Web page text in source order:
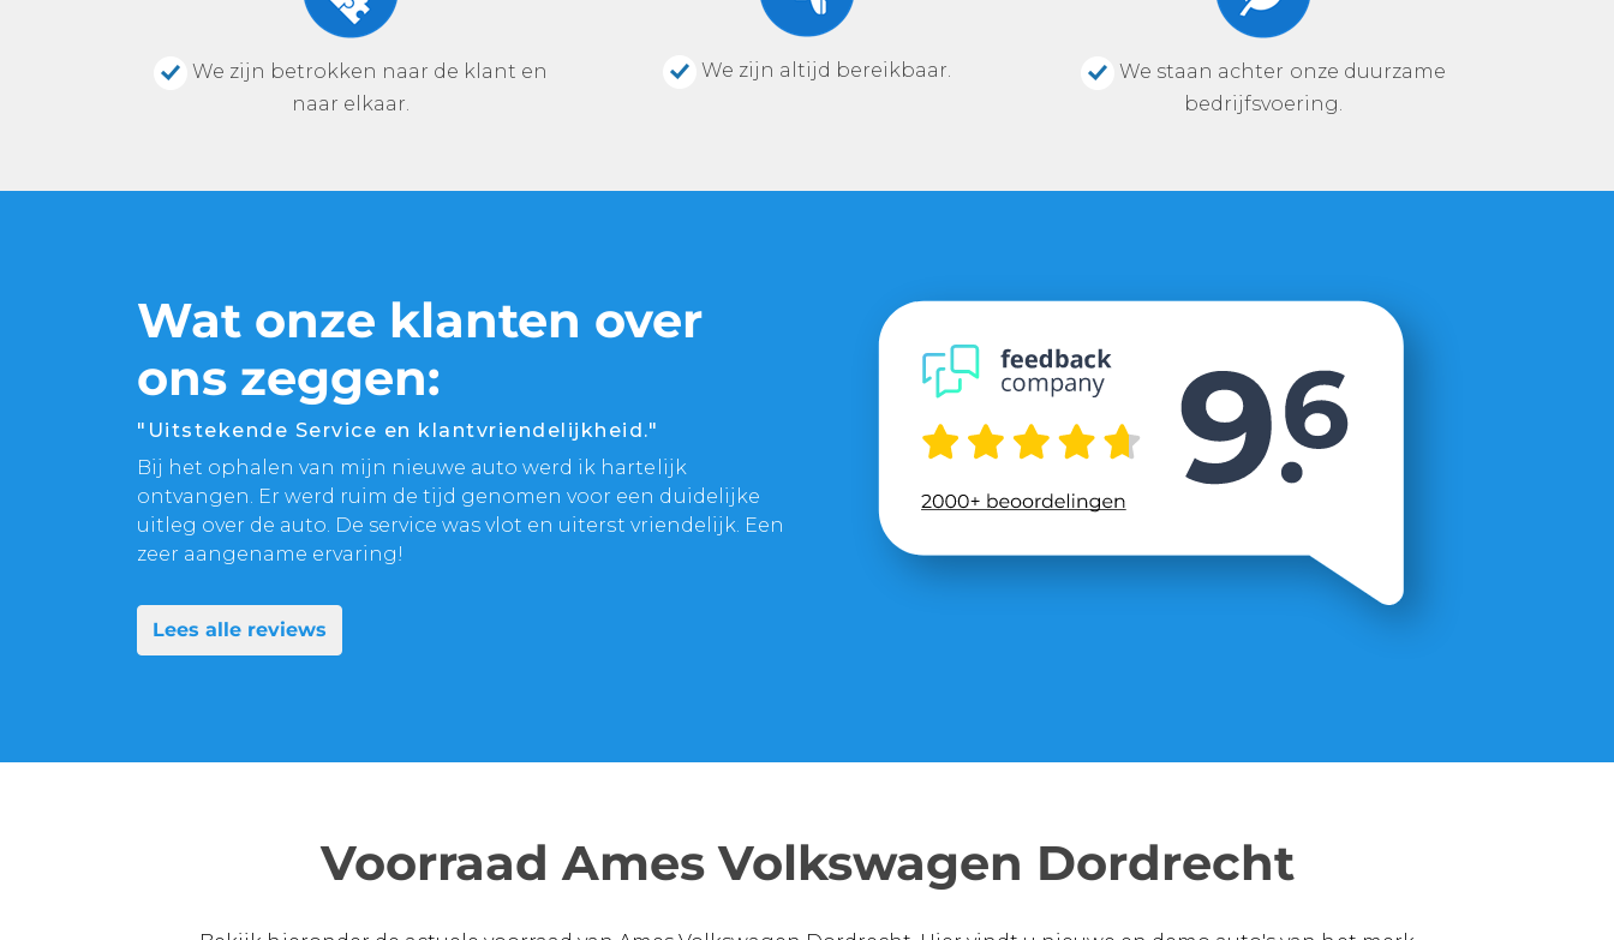
We zijn betrokken naar de klant en
naar elkaar.
We zijn altijd bereikbaar.
We staan achter onze duurzame
bedrijfsvoering.
Wat onze klanten over
ons zeggen:
"Uitstekende Service en klantvriendelijkheid."
Bij het ophalen van mijn nieuwe auto werd ik hartelijk
ontvangen. Er werd ruim de tijd genomen voor een duidelijke
uitleg over de auto. De service was vlot en uiterst vriendelijk. Een
zeer aangename ervaring!
Lees alle reviews
Voorraad Ames Volkswagen Dordrecht